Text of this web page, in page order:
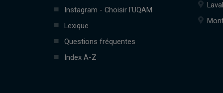
Instagram - Choisir l'UQAM
Lexique
Questions fréquentes
Index A-Z
Laval